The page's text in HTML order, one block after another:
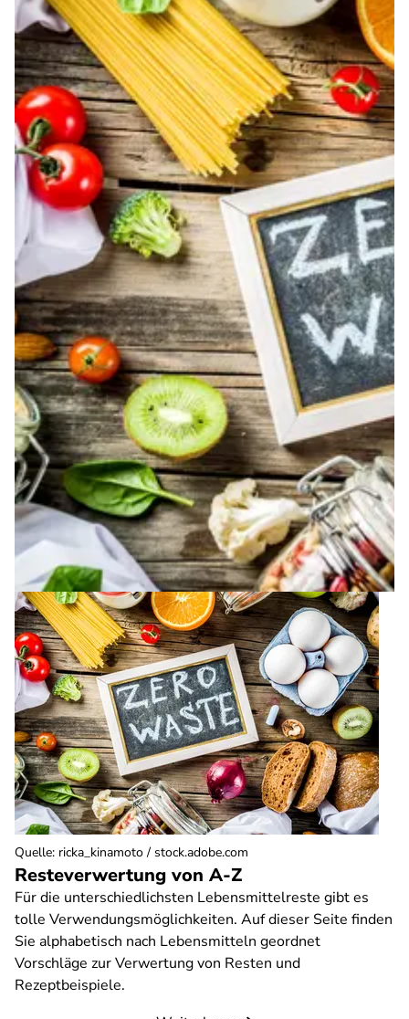
Resteverwertung von A-Z
Für die unterschiedlichsten Lebensmittelreste gibt es
tolle Verwendungsmöglichkeiten. Auf dieser Seite finden
Sie alphabetisch nach Lebensmitteln geordnet
Vorschläge zur Verwertung von Resten und
Rezeptbeispiele.
Quelle: ricka_kinamoto / stock.adobe.com